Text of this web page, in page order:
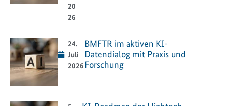
20
26
24.
Juli
2026
BMFTR im aktiven KI-
Datendialog mit Praxis und
Forschung